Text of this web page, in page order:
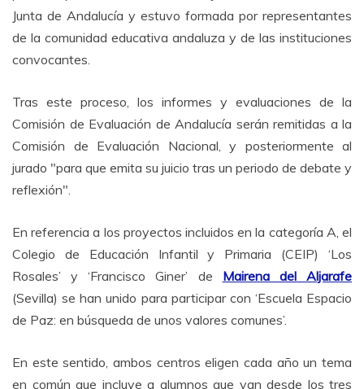
Junta de Andalucía y estuvo formada por representantes
de la comunidad educativa andaluza y de las instituciones
convocantes.
Tras este proceso, los informes y evaluaciones de la
Comisión de Evaluación de Andalucía serán remitidas a la
Comisión de Evaluación Nacional, y posteriormente al
jurado "para que emita su juicio tras un periodo de debate y
reflexión".
En referencia a los proyectos incluidos en la categoría A, el
Colegio de Educación Infantil y Primaria (CEIP) ‘Los
Rosales’ y ‘Francisco Giner’ de Mairena del Aljarafe
(Sevilla) se han unido para participar con ‘Escuela Espacio
de Paz: en búsqueda de unos valores comunes’.
En este sentido, ambos centros eligen cada año un tema
en común que incluye a alumnos que van desde los tres